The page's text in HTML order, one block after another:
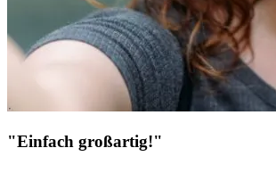
"Einfach großartig!"